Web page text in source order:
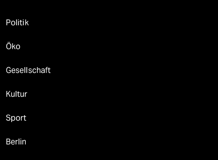
Politik
Öko
Gesellschaft
Kultur
Sport
Berlin